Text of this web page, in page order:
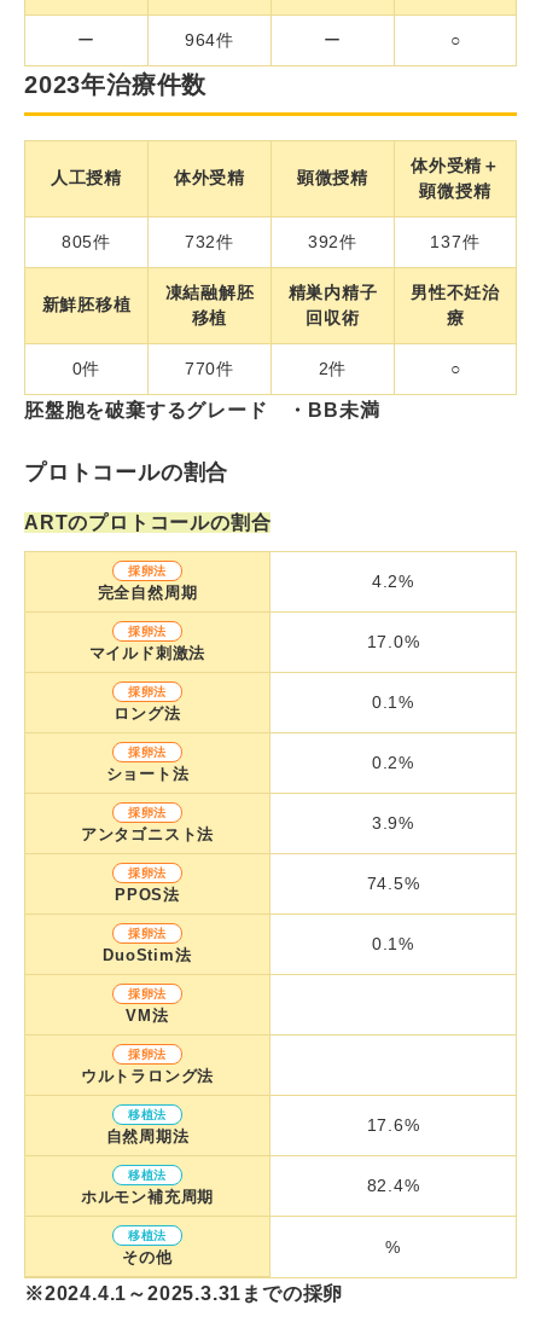
ー 964件 ー ○
2023年治療件数
人工授精 体外受精 顕微授精
体外受精＋
顕微授精
805件 732件 392件 137件
新鮮胚移植
凍結融解胚
移植
精巣内精子
回収術
男性不妊治
療
0件 770件 2件 ○
胚盤胞を破棄するグレード ・BB未満
プロトコールの割合
ARTのプロトコールの割合
採卵法
完全自然周期
採卵法
マイルド刺激法
採卵法
ロング法
採卵法
ショート法
採卵法
アンタゴニスト法
採卵法
PPOS法
4.2%
17.0%
0.1%
0.2%
3.9%
74.5%
採卵法
DuoStim法
採卵法
VM法
採卵法
ウルトラロング法
移植法
自然周期法
移植法
ホルモン補充周期
移植法
その他
0.1%
17.6%
82.4%
%
※2024.4.1～2025.3.31までの採卵